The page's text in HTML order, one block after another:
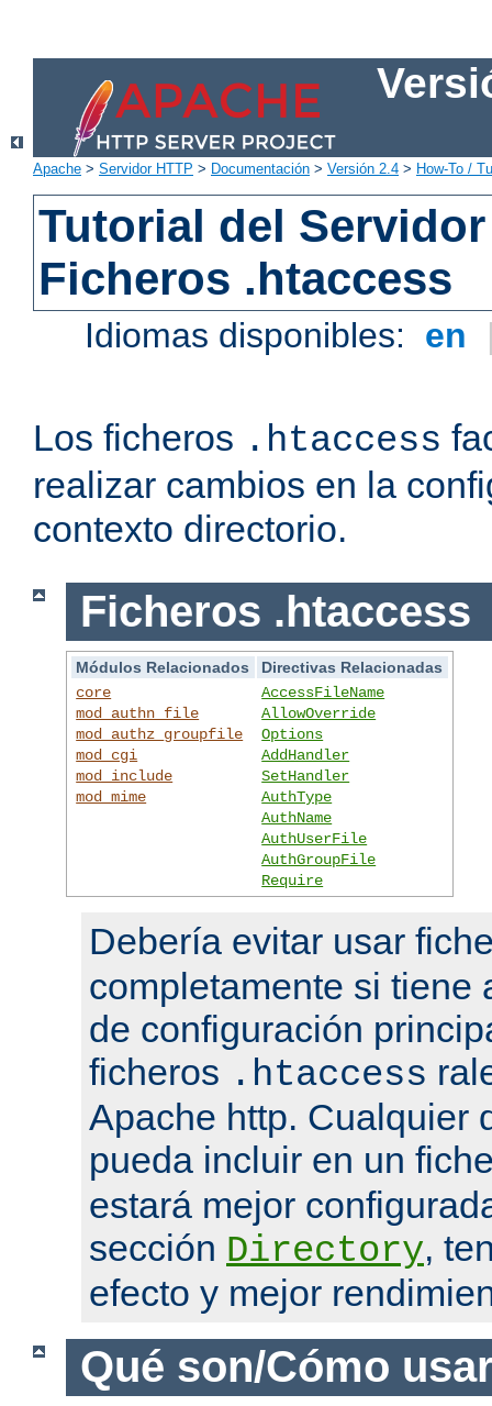
Apache > Servidor HTTP > Documentación > Versión 2.4 > How-To /
Tutorial del
Ficheros .htaccess
Idiomas disponibles: en
Los ficheros .htaccess
realizar cambios en la
contexto directorio.
Ficheros .htaccess
Módulos Relacionados
Directivas Relacionadas
core
mod_authn_file
mod_authz_groupfile
mod_cgi
mod_include
mod_mime
AccessFileName
AllowOverride
Options
AddHandler
SetHandler
AuthType
AuthName
AuthUserFile
AuthGroupFile
Require
Debería evitar usar
completamente si tiene
de configuración
ficheros .htaccess
Apache http. Cualquier
pueda incluir en un
estará mejor
sección Directory,
efecto y mejor
Qué son/Cómo